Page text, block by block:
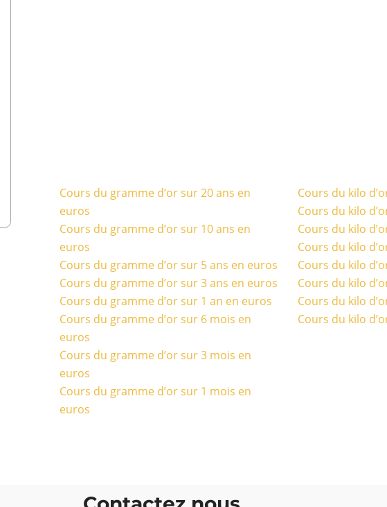
Cours du gramme d’or sur 20 ans en
euros
Cours du gramme d’or sur 10 ans en
euros
Cours du gramme d’or sur 5 ans en euros
Cours du gramme d’or sur 3 ans en euros
Cours du gramme d’or sur 1 an en euros
Cours du gramme d’or sur 6 mois en
euros
Cours du gramme d’or sur 3 mois en
euros
Cours du gramme d’or sur 1 mois en
euros
Cours du kilo
Cours du kilo
Cours du kilo
Cours du kilo
Cours du kilo
Cours du kilo
Cours du kilo
Cours du kilo